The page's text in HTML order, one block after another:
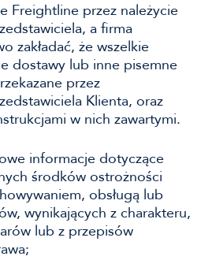
Freightline przez należycie
a firma
zakładać, że wszelkie
dostawy lub inne pisemne
przez
Klienta, oraz
w nich zawartymi.
informacje dotyczące
środków ostrożności
obsługą lub
wynikających z charakteru,
lub z przepisów